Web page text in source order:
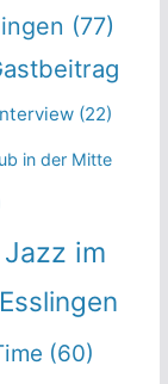
(77)
(22)
in der Mitte
Jazz im
(60)